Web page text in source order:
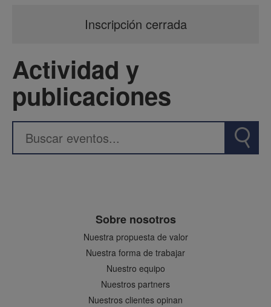
Inscripción cerrada
Actividad y
publicaciones
Sobre nosotros
Nuestra propuesta de valor
Nuestra forma de trabajar
Nuestro equipo
Nuestros partners
Nuestros clientes opinan